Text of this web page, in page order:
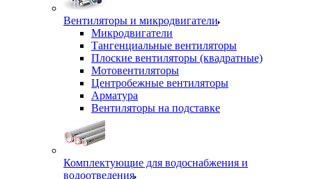
Вентиляторы и микродвигатели
Микродвигатели
Тангенциальные вентиляторы
Плоские вентиляторы (квадратные)
Мотовентиляторы
Центробежные вентиляторы
Арматура
Вентиляторы на подставке
Комплектующие для водоснабжения и
водоотведения